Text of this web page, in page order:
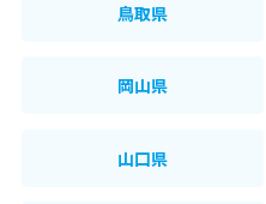
鳥取県
岡山県
山口県